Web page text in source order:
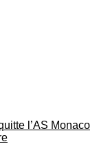
l’AS Monaco